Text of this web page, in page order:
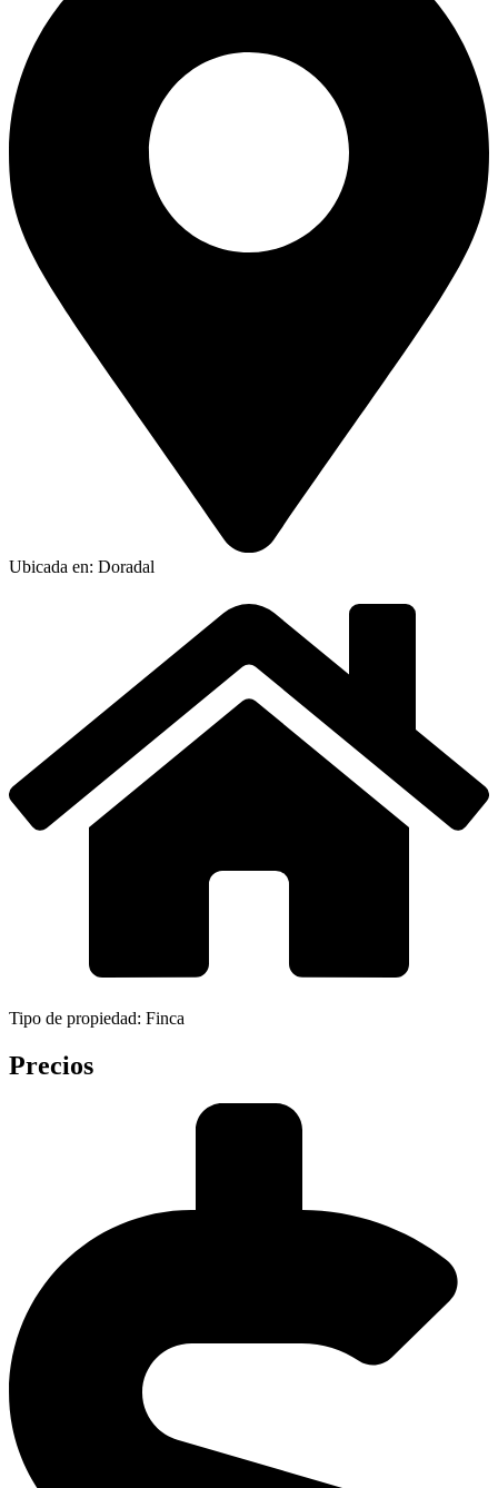
Ubicada en: Doradal
Tipo de propiedad: Finca
Precios